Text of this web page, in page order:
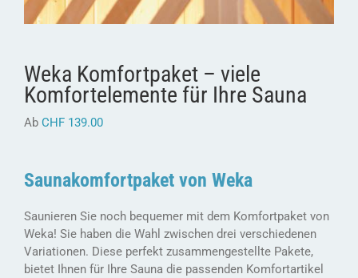
Weka Komfortpaket – viele
Komfortelemente für Ihre Sauna
Ab CHF 139.00
Saunakomfortpaket von Weka
Saunieren Sie noch bequemer mit dem Komfortpaket von
Weka! Sie haben die Wahl zwischen drei verschiedenen
Variationen. Diese perfekt zusammengestellte Pakete,
bietet Ihnen für Ihre Sauna die passenden Komfortartikel